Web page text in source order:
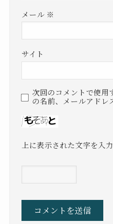
メール ※
サイト
次回のコメントで使用
の名前、メールアドレ
上に表示された文字を入